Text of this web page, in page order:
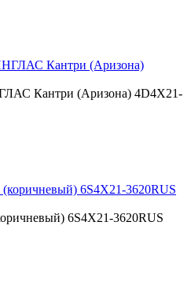
Кантри (Аризона) 4D4X21-
6S4X21-3620RUS